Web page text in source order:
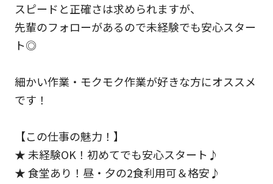
スピードと正確さは求められますが、
先輩のフォローがあるので未経験でも安心スター
ト◎
細かい作業・モクモク作業が好きな方にオススメ
です！
【この仕事の魅力！】
★ 未経験OK！初めてでも安心スタート♪
★ 食堂あり！昼・夕の2食利用可＆格安♪